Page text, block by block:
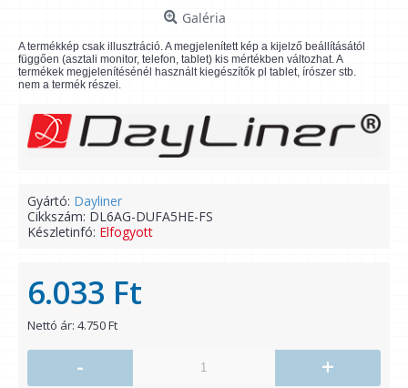
Galéria
A termékkép csak illusztráció. A megjelenített kép a kijelző beállításától
függően (asztali monitor, telefon, tablet) kis mértékben változhat. A
termékek megjelenítésénél használt kiegészítők pl tablet, írószer stb.
nem a termék részei.
Gyártó: Dayliner
Cikkszám: DL6AG-DUFA5HE-FS
Készletinfó: Elfogyott
6.033 Ft
Nettó ár: 4.750 Ft
- +